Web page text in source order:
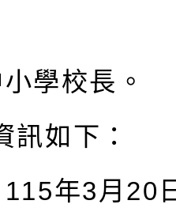
學校長。
訊如下：
115年3月 20